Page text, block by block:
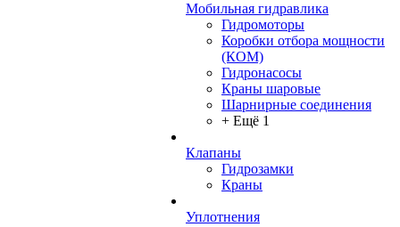
Мобильная гидравлика
Гидромоторы
Коробки отбора мощности
(КОМ)
Гидронасосы
Краны шаровые
Шарнирные соединения
+ Ещё 1
Клапаны
Гидрозамки
Краны
Уплотнения